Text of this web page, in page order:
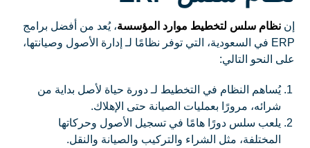
إننظام سلس لتخطيط موارد المؤسسة، يُعد من أفضل برامج
ERP في السعودية، التي توفر نظامًا لـ إدارة الأصول وصيانتها،
على النحو التالي:
يُساهم النظام في التخطيط لـ دورة حياة لأصل بداية من
شرائه، مرورًا بعمليات الصيانة حتى الإهلاك.
يلعب سلس دورًا هامًا في تسجيل الأصول وحركاتها
المختلفة، مثل الشراء والتركيب والصيانة والنقل.